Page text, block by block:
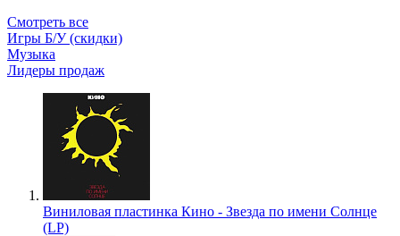
Смотреть все
Игры Б/У (скидки)
Музыка
Лидеры продаж
Виниловая пластинка Кино - Звезда по имени Солнце
(LP)